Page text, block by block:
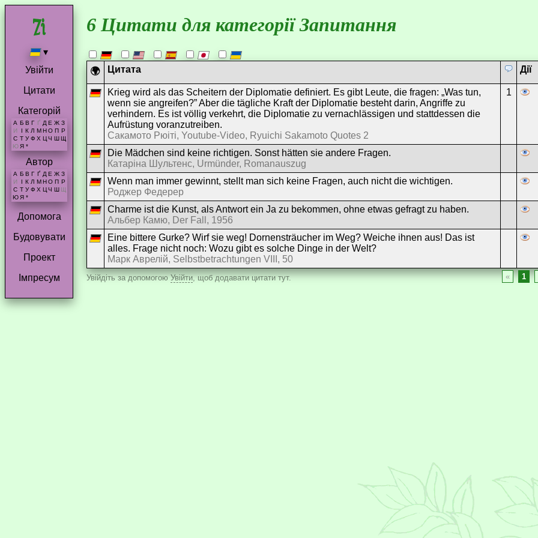
▾
Увійти
Цитати
Категорій
А Б В Г Ґ Д Е Ж З
И
І К Л М Н О П Р
С Т У Ф Х Ц Ч Ш Щ
Ю Я *
Автор
А Б В Г Ґ Д Е Ж З
И
К Л М Н О П Р
С Т У Ф Х Ц Ч Ш Щ
Ю Я *
Допомога
Будовувати
Проект
Імпресум
6 Цитати для категорії Запитання
🌍 Цитата Дії
Krieg wird als das Scheitern der Diplomatie definiert. Es gibt Leute, die fragen: „Was tun,
wenn sie angreifen?” Aber die tägliche Kraft der Diplomatie besteht darin, Angriffe zu
verhindern. Es ist völlig verkehrt, die Diplomatie zu vernachlässigen und stattdessen die
Aufrüstung voranzutreiben.
Сакамото Рюіті, Youtube-Video, Ryuichi Sakamoto Quotes 2
1
Die Mädchen sind keine richtigen. Sonst hätten sie andere Fragen.
Катаріна Шультенс, Urmünder, Romanauszug
Wenn man immer gewinnt, stellt man sich keine Fragen, auch nicht die wichtigen.
Роджер Федерер
Charme ist die Kunst, als Antwort ein Ja zu bekommen, ohne etwas gefragt zu haben.
Альбер Камю, Der Fall, 1956
Eine bittere Gurke? Wirf sie weg! Dornensträucher im Weg? Weiche ihnen aus! Das ist
alles. Frage nicht noch: Wozu gibt es solche Dinge in der Welt?
Марк Аврелій, Selbstbetrachtungen VIII, 50
« 1
Увійдіть за допомогоюУвійти, щоб додавати цитати тут.